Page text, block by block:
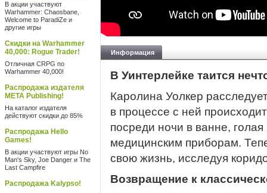
В акции участвуют
Warhammer: Chaosbane,
Welcome to ParadiZe и
другие игры
Скидки на Warhammer
40,000: Rogue Trader!
Отличная CRPG по
Warhammer 40,000!
Распродажа издателя
META Publishing!
На каталог издателя
действуют скидки до 85%
Распродажа Hello
Games!
В акции участвуют игры No
Man's Sky, Joe Danger и The
Last Campfire
Распродажа Kalypso!
Информация
В Уинтерлейке таится
Каролина Уолкер
в процессе с ней
посреди ночи в ванне,
медицинским приборам.
свою жизнь, исследуя
Возвращение к